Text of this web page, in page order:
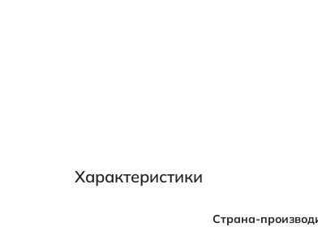
Характеристики
Характеристики
Страна-